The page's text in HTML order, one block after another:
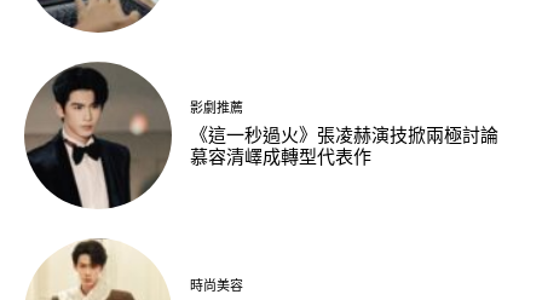
影劇推薦
《這一秒過火》張凌赫演技掀兩極討論
慕容清嶧成轉型代表作
時尚美容